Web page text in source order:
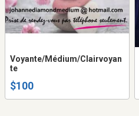
Voyante/Médium/Clairvoyan
te
$100